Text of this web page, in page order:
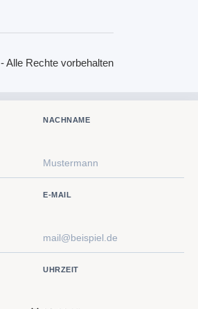
Alle Rechte vorbehalten
NACHNAME
E-MAIL
UHRZEIT